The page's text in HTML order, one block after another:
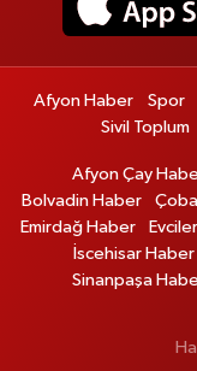
Afyon Haber Spor
Sivil Toplum
Afyon Çay
Bolvadin Haber
Emirdağ Haber
İscehisar Haber
Sinanpaşa